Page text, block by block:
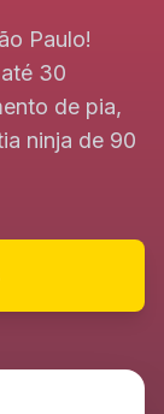
Paulo!
30
de pia,
ninja de 90